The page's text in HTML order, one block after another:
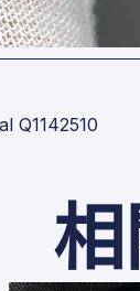
Q1142510